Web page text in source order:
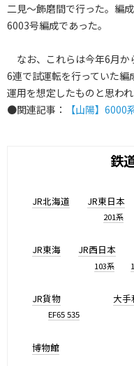
二見～飾磨間で行った。編
6003号編成であった。
なお、これらは今年6月か
6連で試運転を行っていた
運用を想定したものと思われ
●関連記事：
【山陽】6000
鉄
JR北海道 JR東日本
201系
JR東海 JR西日本
103系
JR貨物
EF65 535
大手
博物館